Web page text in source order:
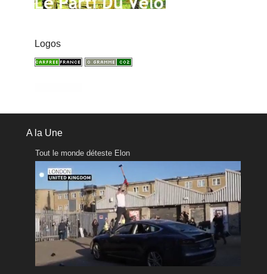
Logos
A la Une
Tout le monde déteste Elon